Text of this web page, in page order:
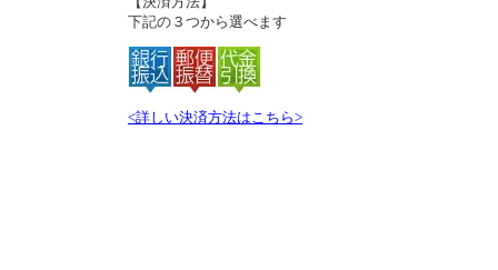
下記の３つから選べます
<詳しい決済方法はこちら>